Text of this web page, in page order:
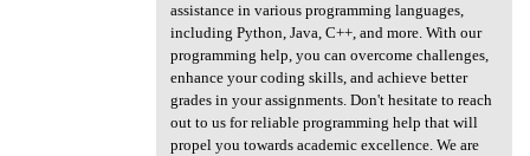
assistance in various programming languages,
including Python, Java, C++, and more. With our
programming help, you can overcome challenges,
enhance your coding skills, and achieve better
grades in your assignments. Don't hesitate to reach
out to us for reliable programming help that will
propel you towards academic excellence. We are